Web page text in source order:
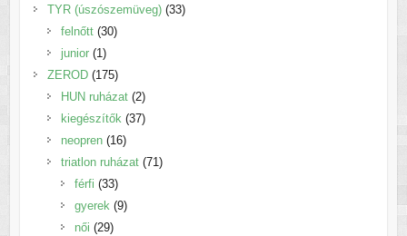
termék
TYR (úszószemüveg) 3333
felnőtt 3030
junior 11
termék
ZEROD 175175
termék
HUN ruházat 22
termék
kiegészítők 3737
neopren 1616
termék
triatlon ruházat 7171
férfi 3333
termék
gyerek 99
női 2929